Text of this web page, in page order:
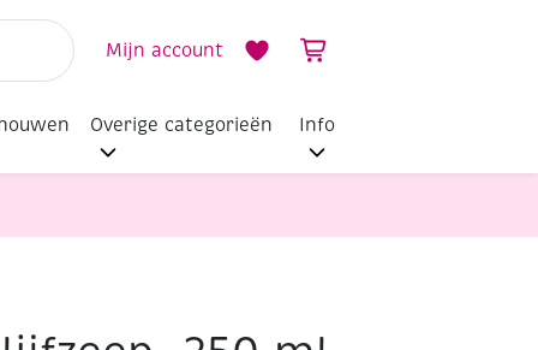
Mijn account
Overige categorieën Info